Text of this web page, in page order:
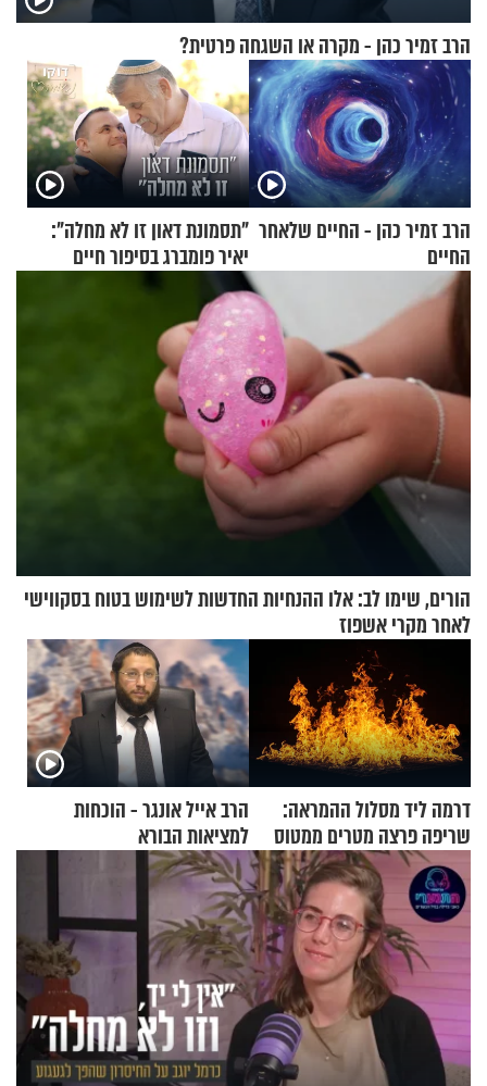
הרב זמיר כהן - מקרה או השגחה פרטית?
הרב זמיר כהן - החיים שלאחר
החיים
"תסמונת דאון זו לא מחלה":
יאיר פומברג בסיפור חיים
מעורר השראה
הורים, שימו לב: אלו ההנחיות החדשות לשימוש בטוח בסקווישי
לאחר מקרי אשפוז
דרמה ליד מסלול ההמראה:
שריפה פרצה מטרים ממטוס
מלא בנוסעים
הרב אייל אונגר - הוכחות
למציאות הבורא